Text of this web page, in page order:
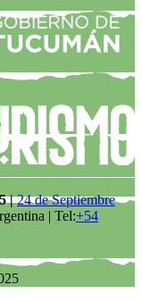
|24 de Septiembre
| Tel:+54